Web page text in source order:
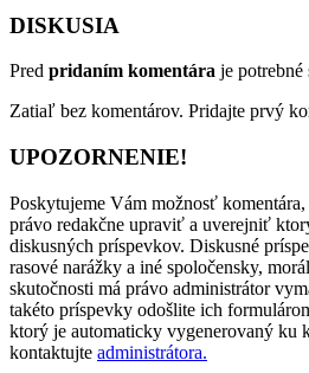
DISKUSIA
Pred pridaním komentára je potrebné
Zatiaľ bez komentárov. Pridajte prvý
UPOZORNENIE!
Poskytujeme Vám možnosť
právo redakčne upraviť a uverejniť
diskusných príspevkov. Diskusné
rasové narážky a iné spoločensky,
skutočnosti má právo administrátor
takéto príspevky odošlite ich
ktorý je automaticky vygenerovaný ku
kontaktujte administrátora.